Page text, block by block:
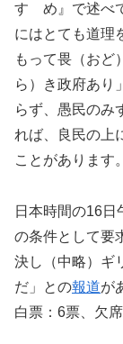
すゝめ』で述べ
にはとても道理
もって畏（おど
ら）き政府あり
らず、愚民のみ
れば、良民の上
ことがあります。
日本時間の16
の条件として要
決し（中略）ギ
だ」との報道が
白票：6票、欠席